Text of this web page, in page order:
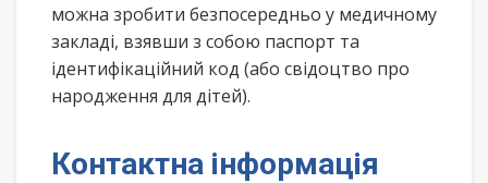
можна зробити безпосередньо у медичному
закладі, взявши з собою паспорт та
ідентифікаційний код (або свідоцтво про
народження для дітей).
Контактна інформація